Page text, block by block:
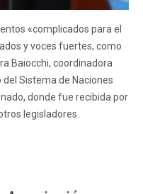
«complicados para el
y voces fuertes, como
Baiocchi, coordinadora
Sistema de Naciones
donde fue recibida por
legisladores.